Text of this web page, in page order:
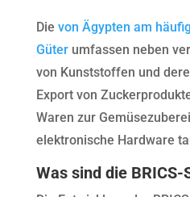
Die von Ägypten am
Güterumfassen neben
von Kunststoffen und
Export von
Waren zur
elektronische Hardware
Was sind die BRICS-